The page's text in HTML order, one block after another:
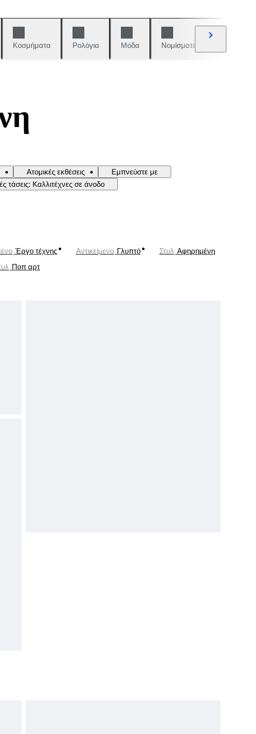
Κοσμήματα Ρολόγια Μόδα Νομίσματα και
Ατομικές εκθέσεις
Εμπνεύστε με
τάσεις: Καλλιτέχνες σε άνοδο
Έργο τέχνης Αντικείμενο Γλυπτό Στυλ Αφηρημένη
Ποπ αρτ